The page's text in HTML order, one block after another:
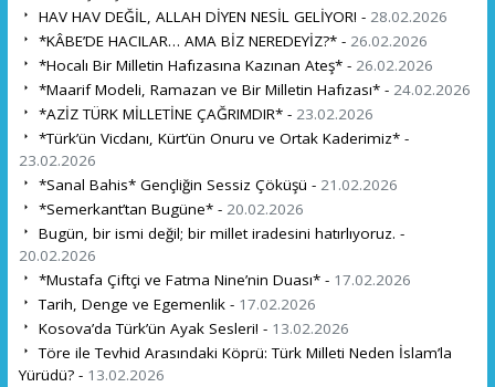
HAV HAV DEĞİL, ALLAH DİYEN NESİL GELİYOR! - 28.02.2026
*KÂBE’DE HACILAR… AMA BİZ NEREDEYİZ?* - 26.02.2026
*Hocalı Bir Milletin Hafızasına Kazınan Ateş* - 26.02.2026
*Maarif Modeli, Ramazan ve Bir Milletin Hafızası* - 24.02.2026
*AZİZ TÜRK MİLLETİNE ÇAĞRIMDIR* - 23.02.2026
*Türk’ün Vicdanı, Kürt’ün Onuru ve Ortak Kaderimiz* -
23.02.2026
*Sanal Bahis* Gençliğin Sessiz Çöküşü - 21.02.2026
*Semerkant’tan Bugüne* - 20.02.2026
Bugün, bir ismi değil; bir millet iradesini hatırlıyoruz. -
20.02.2026
*Mustafa Çiftçi ve Fatma Nine’nin Duası* - 17.02.2026
Tarih, Denge ve Egemenlik - 17.02.2026
Kosova’da Türk’ün Ayak Sesleri! - 13.02.2026
Töre ile Tevhid Arasındaki Köprü: Türk Milleti Neden İslam’la
Yürüdü? - 13.02.2026